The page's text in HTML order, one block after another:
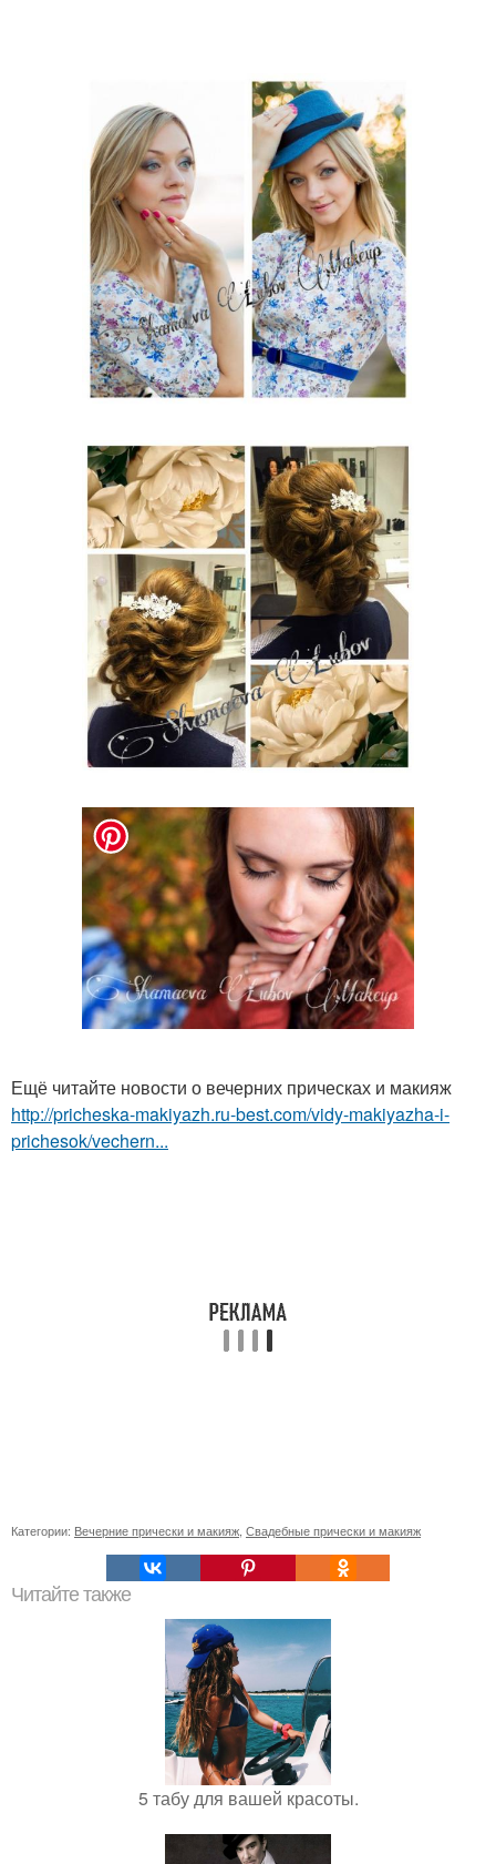
Ещё читайте новости о вечерних прическах и макияж
http://pricheska-makiyazh.ru-best.com/vidy-makiyazha-i-
prichesok/vechern...
Категории: Вечерние прически и макияж Свадебные прически и макияж
Читайте также
5 табу для вашей красоты.